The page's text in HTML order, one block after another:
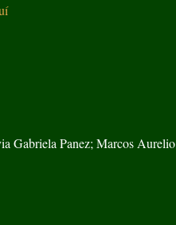
Gabriela Panez; Marcos